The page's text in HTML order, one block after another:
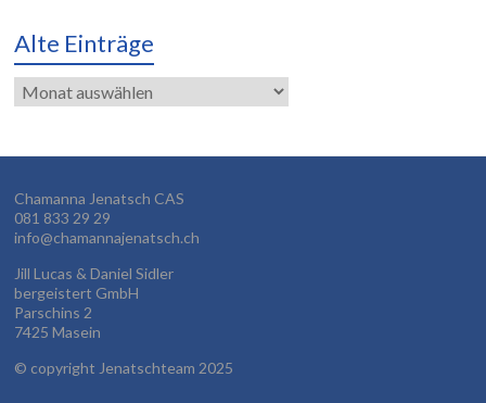
Alte Einträge
Alte
Einträge
Chamanna Jenatsch CAS
081 833 29 29
info@chamannajenatsch.ch
Jill Lucas & Daniel Sidler
bergeistert GmbH
Parschins 2
7425 Masein
© copyright Jenatschteam 2025